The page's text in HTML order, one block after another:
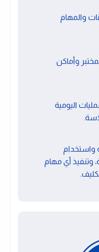
والمهام
وأماكن
اليومية
واستخدام
وتنفيذ أي مهام